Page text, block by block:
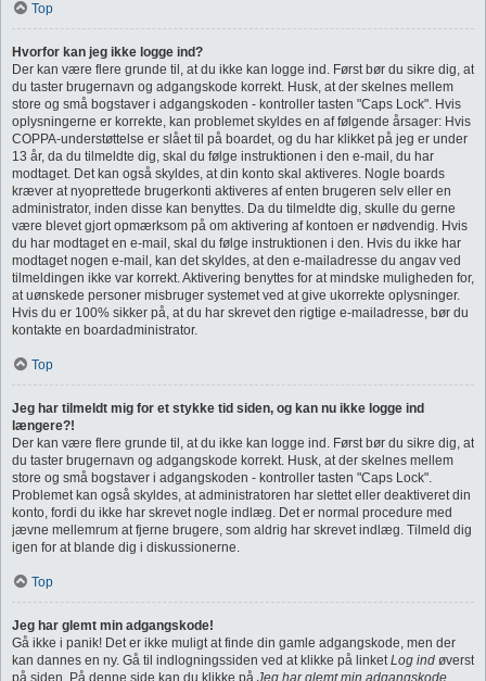
Top
Hvorfor kan jeg ikke logge ind?
Der kan være flere grunde til, at du ikke kan logge ind. Først bør du sikre dig, at
du taster brugernavn og adgangskode korrekt. Husk, at der skelnes mellem
store og små bogstaver i adgangskoden - kontroller tasten "Caps Lock". Hvis
oplysningerne er korrekte, kan problemet skyldes en af følgende årsager: Hvis
COPPA-understøttelse er slået til på boardet, og du har klikket på jeg er under
13 år, da du tilmeldte dig, skal du følge instruktionen i den e-mail, du har
modtaget. Det kan også skyldes, at din konto skal aktiveres. Nogle boards
kræver at nyoprettede brugerkonti aktiveres af enten brugeren selv eller en
administrator, inden disse kan benyttes. Da du tilmeldte dig, skulle du gerne
være blevet gjort opmærksom på om aktivering af kontoen er nødvendig. Hvis
du har modtaget en e-mail, skal du følge instruktionen i den. Hvis du ikke har
modtaget nogen e-mail, kan det skyldes, at den e-mailadresse du angav ved
tilmeldingen ikke var korrekt. Aktivering benyttes for at mindske muligheden for,
at uønskede personer misbruger systemet ved at give ukorrekte oplysninger.
Hvis du er 100% sikker på, at du har skrevet den rigtige e-mailadresse, bør du
kontakte en boardadministrator.
Top
Jeg har tilmeldt mig for et stykke tid siden, og kan nu ikke logge ind
længere?!
Der kan være flere grunde til, at du ikke kan logge ind. Først bør du sikre dig, at
du taster brugernavn og adgangskode korrekt. Husk, at der skelnes mellem
store og små bogstaver i adgangskoden - kontroller tasten "Caps Lock".
Problemet kan også skyldes, at administratoren har slettet eller deaktiveret din
konto, fordi du ikke har skrevet nogle indlæg. Det er normal procedure med
jævne mellemrum at fjerne brugere, som aldrig har skrevet indlæg. Tilmeld dig
igen for at blande dig i diskussionerne.
Top
Jeg har glemt min adgangskode!
Gå ikke i panik! Det er ikke muligt at finde din gamle adgangskode, men der
kan dannes en ny. Gå til indlogningssiden ved at klikke på linketLog ind øverst
på siden. På denne side kan du klikke på Jeg har glemt min adgangskode